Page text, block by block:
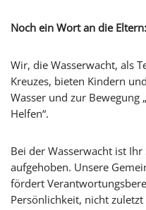
Noch ein Wort an die Eltern:
Wir, die Wasserwacht, als
Kreuzes, bieten Kindern
Wasser und zur Bewegung
Helfen“.
Bei der Wasserwacht ist
aufgehoben. Unsere
fördert
Persönlichkeit, nicht zuletzt